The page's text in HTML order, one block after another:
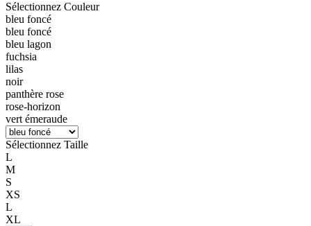
Sélectionnez Couleur
bleu foncé
bleu foncé
bleu lagon
fuchsia
lilas
noir
panthère rose
rose-horizon
vert émeraude
Sélectionnez Taille
L
M
S
XS
L
XL